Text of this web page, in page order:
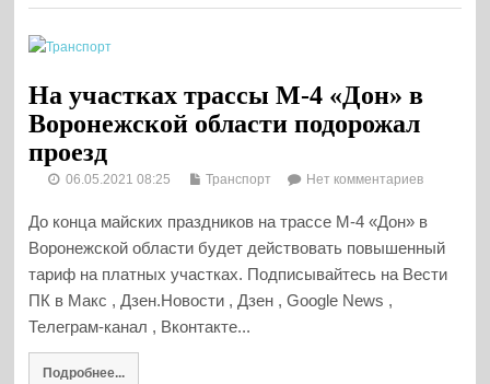
На участках трассы М-4 «Дон» в
Воронежской области подорожал
проезд
06.05.2021 08:25 Транспорт Нет комментариев
До конца майских праздников на трассе М-4 «Дон» в
Воронежской области будет действовать повышенный
тариф на платных участках. Подписывайтесь на Вести
ПК в Макс , Дзен.Новости , Дзен , Google News ,
Телеграм-канал , Вконтакте...
Подробнее...